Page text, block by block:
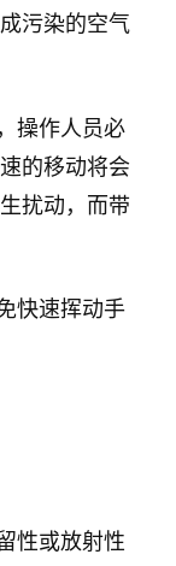
污染的空气
操作人员必
的移动将会
扰动，而带
快速挥动手
性或放射性